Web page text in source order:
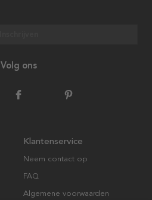
Volg ons
Klantenservice
Neem contact op
FAQ
Algemene voorwaarden